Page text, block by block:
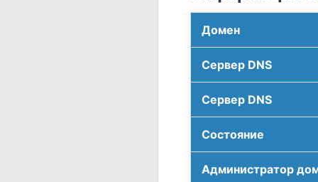
Домен
Сервер DNS
Сервер DNS
Соcтояние
Администратор